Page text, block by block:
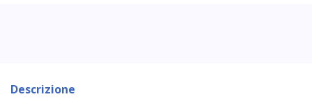
Descrizione